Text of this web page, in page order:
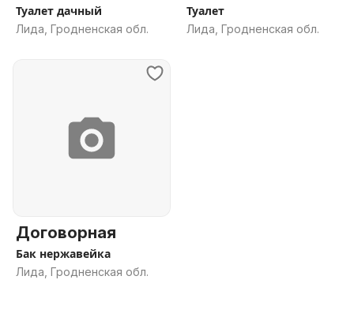
Туалет дачный
Лида, Гродненская обл.
Туалет
Лида, Гродненская обл.
Договорная
Бак нержавейка
Лида, Гродненская обл.